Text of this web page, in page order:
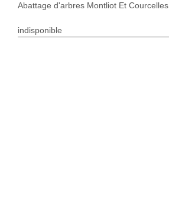
Abattage d'arbres Montliot Et Courcelles
indisponible